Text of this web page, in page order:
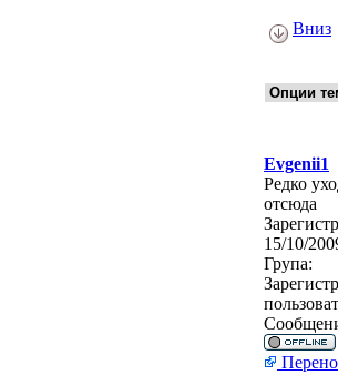
Вниз
Evgenii1
Редко
отсюда
15/10/
Група: